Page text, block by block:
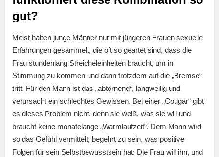
gut?
Meist haben junge Männer nur mit jüngeren Frauen sexuelle
Erfahrungen gesammelt, die oft so geartet sind, dass die
Frau stundenlang Streicheleinheiten braucht, um in
Stimmung zu kommen und dann trotzdem auf die „Bremse“
tritt. Für den Mann ist das „abtörnend“, langweilig und
verursacht ein schlechtes Gewissen. Bei einer „Cougar“ gibt
es dieses Problem nicht, denn sie weiß, was sie will und
braucht keine monatelange „Warmlaufzeit“. Dem Mann wird
so das Gefühl vermittelt, begehrt zu sein, was positive
Folgen für sein Selbstbewusstsein hat: Die Frau will ihn, und